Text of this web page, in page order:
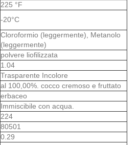
225 °F
-20°C
Cloroformio (leggermente), Metanolo
(leggermente)
polvere liofilizzata
1.04
Trasparente Incolore
al 100,00%. cocco cremoso e fruttato
erbaceo
Immiscibile con acqua.
224
80501
0.29